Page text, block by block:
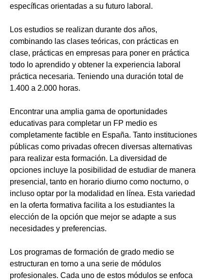
específicas orientadas a su futuro laboral.
Los estudios se realizan durante dos años,
combinando las clases teóricas, con prácticas en
clase, prácticas en empresas para poner en práctica
todo lo aprendido y obtener la experiencia laboral
práctica necesaria. Teniendo una duración total de
1.400 a 2.000 horas.
Encontrar una amplia gama de oportunidades
educativas para completar un FP medio es
completamente factible en España. Tanto instituciones
públicas como privadas ofrecen diversas alternativas
para realizar esta formación. La diversidad de
opciones incluye la posibilidad de estudiar de manera
presencial, tanto en horario diurno como nocturno, o
incluso optar por la modalidad en línea. Esta variedad
en la oferta formativa facilita a los estudiantes la
elección de la opción que mejor se adapte a sus
necesidades y preferencias.
Los programas de formación de grado medio se
estructuran en torno a una serie de módulos
profesionales. Cada uno de estos módulos se enfoca